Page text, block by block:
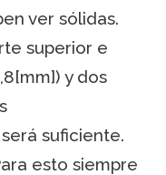
ver sólidas.
superior e
y dos
suficiente.
esto siempre